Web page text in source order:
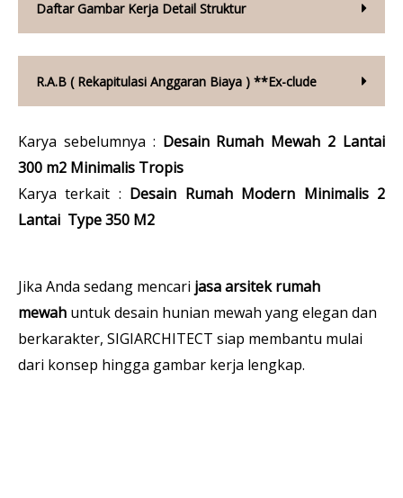
Daftar Gambar Kerja Detail Struktur
R.A.B ( Rekapitulasi Anggaran Biaya ) **Ex-clude
Karya sebelumnya : Desain Rumah Mewah 2 Lantai
300 m2 Minimalis Tropis
Karya terkait : Desain Rumah Modern Minimalis 2
Lantai Type 350 M2
Jika Anda sedang mencari jasa arsitek rumah
mewah untuk desain hunian mewah yang elegan dan
berkarakter, SIGIARCHITECT siap membantu mulai
dari konsep hingga gambar kerja lengkap.